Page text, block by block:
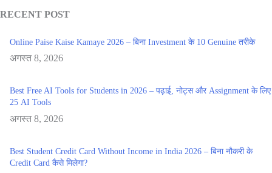
RECENT POST
Online Paise Kaise Kamaye 2026 – बिना Investment के 10 Genuine तरीके
अगस्त 8, 2026
Best Free AI Tools for Students in 2026 – पढ़ाई, नोट्स और Assignment के लिए
25 AI Tools
अगस्त 8, 2026
Best Student Credit Card Without Income in India 2026 – बिना नौकरी के
Credit Card कैसे मिलेगा?